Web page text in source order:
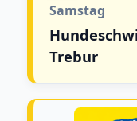
Samstag
Trebur